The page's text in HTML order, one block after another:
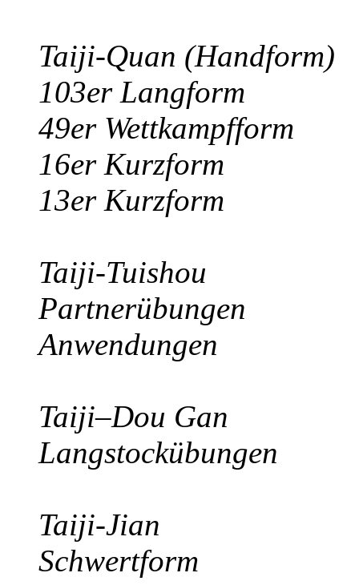
Taiji-Quan (Handform)
103er Langform
49er Wettkampfform
16er Kurzform
13er Kurzform
Taiji-Tuishou
Partnerübungen
Anwendungen
Taiji–Dou Gan
Langstockübungen
Taiji-Jian
Schwertform